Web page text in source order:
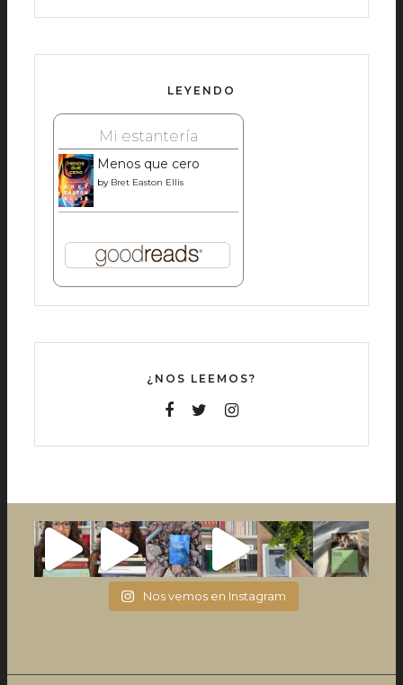
LEYENDO
Mi estantería
Menos que cero
by Bret Easton Ellis
¿NOS LEEMOS?
Nos vemos en Instagram